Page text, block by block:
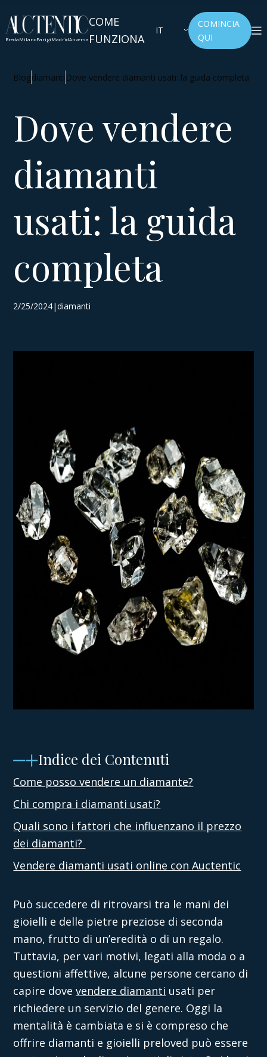
BredaMilanoParigiMadridAnversa
COME
FUNZIONA
IT
COMINCIA
QUI
Blogdiamanti Dove vendere diamanti usati: la guida completa
Dove vendere
diamanti
usati: la guida
completa
2/25/2024|diamanti
Indice dei Contenuti
Come posso vendere un diamante?
Chi compra i diamanti usati?
Quali sono i fattori che influenzano il prezzo
dei diamanti?
Vendere diamanti usati online con Auctentic
Può succedere di ritrovarsi tra le mani dei
gioielli e delle pietre preziose di seconda
mano, frutto di un’eredità o di un regalo.
Tuttavia, per vari motivi, legati alla moda o a
questioni affettive, alcune persone cercano di
capire dovevendere diamanti usati per
richiedere un servizio del genere. Oggi la
mentalità è cambiata e si è compreso che
offrire diamanti e gioielli preloved può essere